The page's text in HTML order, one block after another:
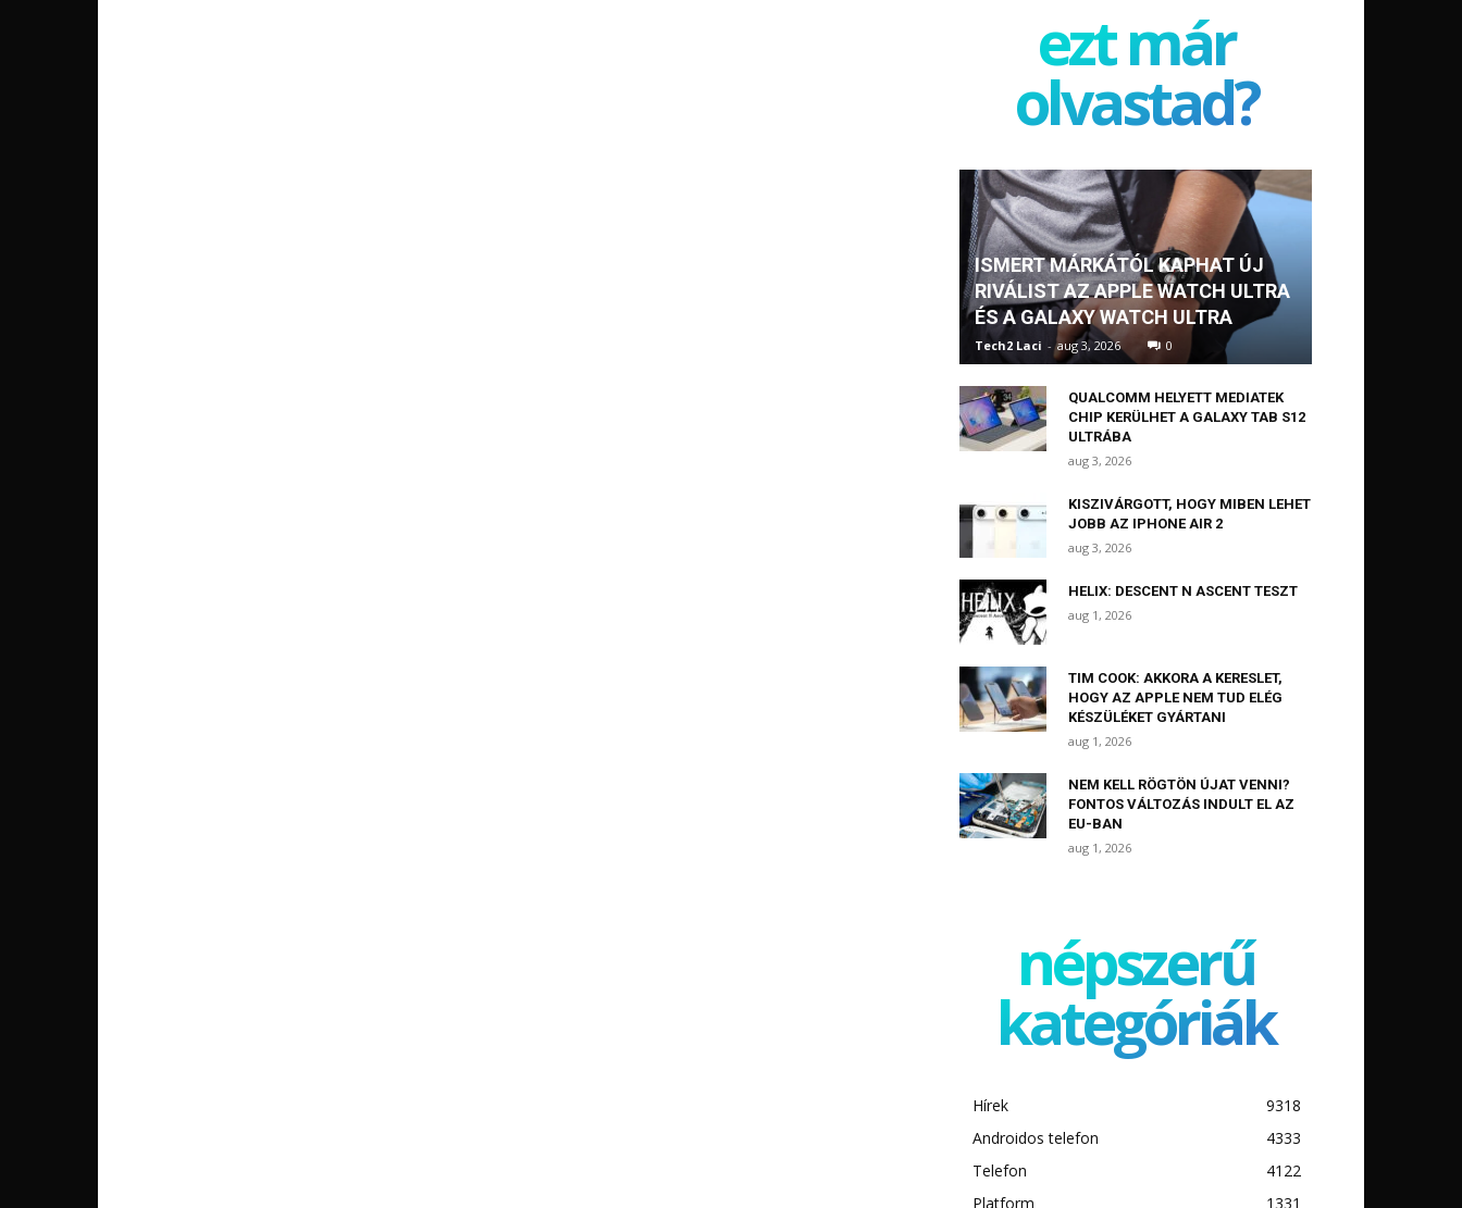
ezt már
olvastad?
ISMERT MÁRKÁTÓL KAPHAT ÚJ
RIVÁLIST AZ APPLE WATCH ULTRA
ÉS A GALAXY WATCH ULTRA
Tech2 Laci - aug 3, 2026 0
QUALCOMM HELYETT MEDIATEK
CHIP KERÜLHET A GALAXY TAB S12
ULTRÁBA
aug 3, 2026
KISZIVÁRGOTT, HOGY MIBEN LEHET
JOBB AZ IPHONE AIR 2
aug 3, 2026
HELIX: DESCENT N ASCENT TESZT
aug 1, 2026
TIM COOK: AKKORA A KERESLET,
HOGY AZ APPLE NEM TUD ELÉG
KÉSZÜLÉKET GYÁRTANI
aug 1, 2026
NEM KELL RÖGTÖN ÚJAT VENNI?
FONTOS VÁLTOZÁS INDULT EL AZ
EU-BAN
aug 1, 2026
népszerű
kategóriák
Hírek
9318
Androidos telefon
4333
Telefon
4122
Platform
1331